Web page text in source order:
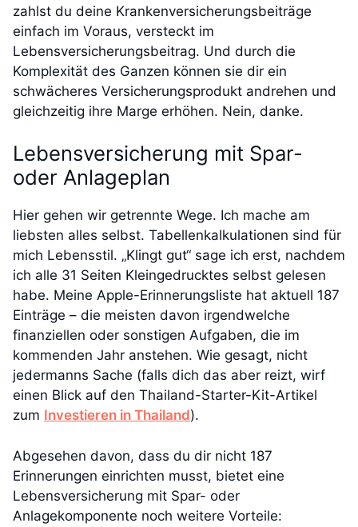
zahlst du deine Krankenversicherungsbeiträge
einfach im Voraus, versteckt im
Lebensversicherungsbeitrag. Und durch die
Komplexität des Ganzen können sie dir ein
schwächeres Versicherungsprodukt andrehen und
gleichzeitig ihre Marge erhöhen. Nein, danke.
Lebensversicherung mit Spar-
oder Anlageplan
Hier gehen wir getrennte Wege. Ich mache am
liebsten alles selbst. Tabellenkalkulationen sind für
mich Lebensstil. „Klingt gut“ sage ich erst, nachdem
ich alle 31 Seiten Kleingedrucktes selbst gelesen
habe. Meine Apple-Erinnerungsliste hat aktuell 187
Einträge – die meisten davon irgendwelche
finanziellen oder sonstigen Aufgaben, die im
kommenden Jahr anstehen. Wie gesagt, nicht
jedermanns Sache (falls dich das aber reizt, wirf
einen Blick auf den Thailand-Starter-Kit-Artikel
zum Investieren in Thailand).
Abgesehen davon, dass du dir nicht 187
Erinnerungen einrichten musst, bietet eine
Lebensversicherung mit Spar- oder
Anlagekomponente noch weitere Vorteile: